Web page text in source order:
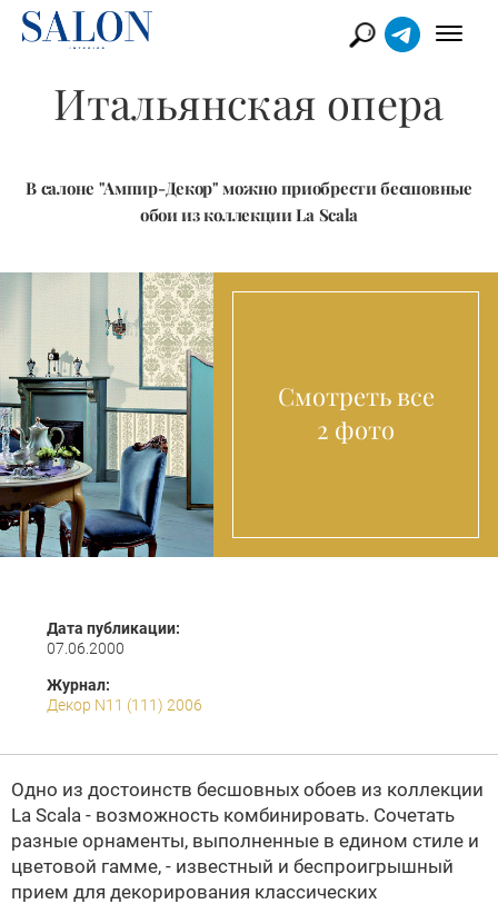
Итальянская опера
В салоне "Ампир-Декор" можно приобрести бесшовные
обои из коллекции La Scala
Смотреть все
2 фото
Дата публикации:
07.06.2000
Журнал:
Декор N11 (111) 2006
Одно из достоинств бесшовных обоев из коллекции
La Scala - возможность комбинировать. Сочетать
разные орнаменты, выполненные в едином стиле и
цветовой гамме, - известный и беспроигрышный
прием для декорирования классических